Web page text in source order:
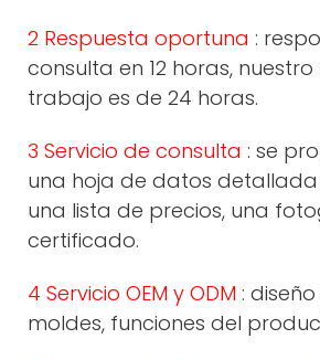
2 Respuesta oportuna :
consulta en 12 horas,
trabajo es de 24 horas.
3 Servicio de consulta : se
una hoja de datos
una lista de precios, una
certificado.
4 Servicio OEM y ODM :
moldes, funciones del